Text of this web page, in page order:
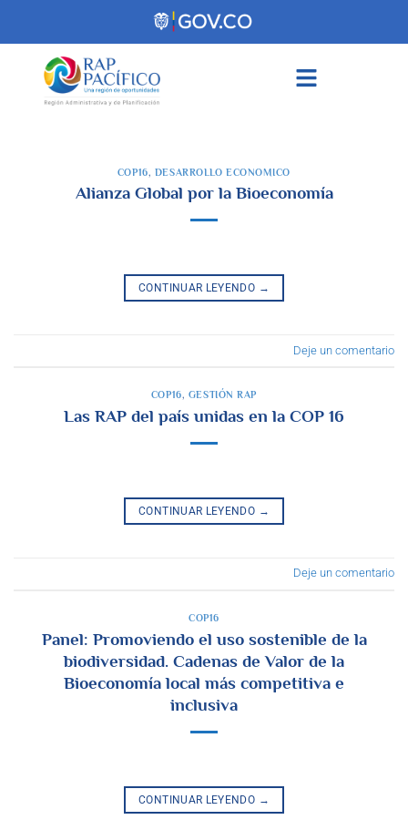
COP16, DESARROLLO ECONOMICO
Alianza Global por la Bioeconomía
CONTINUAR LEYENDO →
Deje un comentario
COP16, GESTIÓN RAP
Las RAP del país unidas en la COP 16
CONTINUAR LEYENDO →
Deje un comentario
COP16
Panel: Promoviendo el uso sostenible de la
biodiversidad. Cadenas de Valor de la
Bioeconomía local más competitiva e
inclusiva
CONTINUAR LEYENDO →